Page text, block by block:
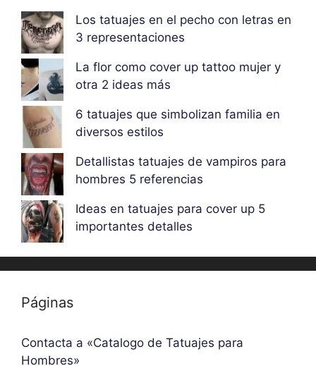
Los tatuajes en el pecho con letras en
3 representaciones
La flor como cover up tattoo mujer y
otra 2 ideas más
6 tatuajes que simbolizan familia en
diversos estilos
Detallistas tatuajes de vampiros para
hombres 5 referencias
Ideas en tatuajes para cover up 5
importantes detalles
Páginas
Contacta a «Catalogo de Tatuajes para
Hombres»